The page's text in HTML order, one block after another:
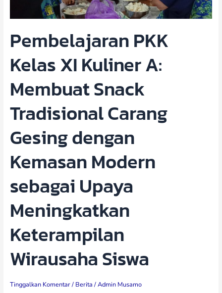
Pembelajaran PKK
Kelas XI Kuliner A:
Membuat Snack
Tradisional Carang
Gesing dengan
Kemasan Modern
sebagai Upaya
Meningkatkan
Keterampilan
Wirausaha Siswa
Tinggalkan Komentar/ Berita /Admin Musamo
dengan
Kemasan
sebagai
Meningkatkan
Wirausaha